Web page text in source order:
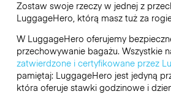
Zostaw swoje rzeczy w jednej z
LuggageHero, którą masz tuż za
W LuggageHero oferujemy
przechowywanie bagażu. Wszystkie
zatwierdzone i certyfikowane przez
pamiętaj: LuggageHero jest jedyną
która oferuje stawki godzinowe i